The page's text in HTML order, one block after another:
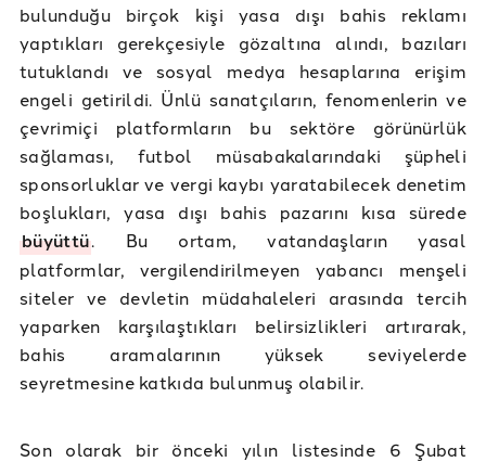
bulunduğu birçok kişi yasa dışı bahis reklamı
yaptıkları gerekçesiyle gözaltına alındı, bazıları
tutuklandı ve sosyal medya hesaplarına erişim
engeli getirildi. Ünlü sanatçıların, fenomenlerin ve
çevrimiçi platformların bu sektöre görünürlük
sağlaması, futbol müsabakalarındaki şüpheli
sponsorluklar ve vergi kaybı yaratabilecek denetim
boşlukları, yasa dışı bahis pazarını kısa sürede
büyüttü. Bu ortam, vatandaşların yasal
platformlar, vergilendirilmeyen yabancı menşeli
siteler ve devletin müdahaleleri arasında tercih
yaparken karşılaştıkları belirsizlikleri artırarak,
bahis aramalarının yüksek seviyelerde
seyretmesine katkıda bulunmuş olabilir.
Son olarak bir önceki yılın listesinde 6 Şubat